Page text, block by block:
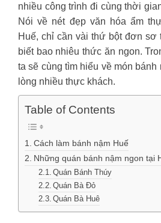
nhiều công trình đi cùng thời
Nói về nét đẹp văn hóa ẩm
Huế, chỉ cần vài thứ bột đơn sơ
biết bao nhiêu thức ăn ngon.
ta sẽ cùng tìm hiểu về món bánh
lòng nhiều thực khách.
Table of Contents
Cách làm bánh nậm Huế
Những quán bánh nậm ngon tại
Quán Bánh Thúy
Quán Bà Đỏ
Quán Bà Huê